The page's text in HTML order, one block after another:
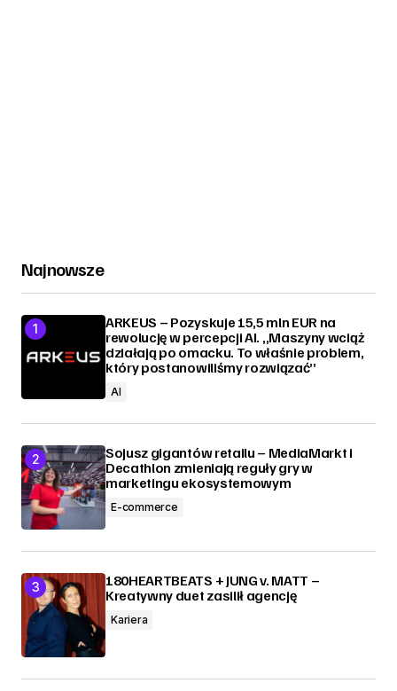
Najnowsze
ARKEUS – Pozyskuje 15,5 mln EUR na
rewolucję w percepcji AI. „Maszyny wciąż
działają po omacku. To właśnie problem,
który postanowiliśmy rozwiązać”
AI
Sojusz gigantów retailu – MediaMarkt i
Decathlon zmieniają reguły gry w
marketingu ekosystemowym
E-commerce
180HEARTBEATS + JUNG v. MATT –
Kreatywny duet zasilił agencję
Kariera